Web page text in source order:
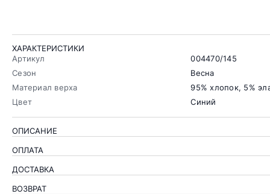
ХАРАКТЕРИСТИКИ
Артикул
004470/145
Сезон
Весна
Материал верха
95% хлопок, 5%
Цвет
Синий
ОПИСАНИЕ
ОПЛАТА
ДОСТАВКА
ВОЗВРАТ